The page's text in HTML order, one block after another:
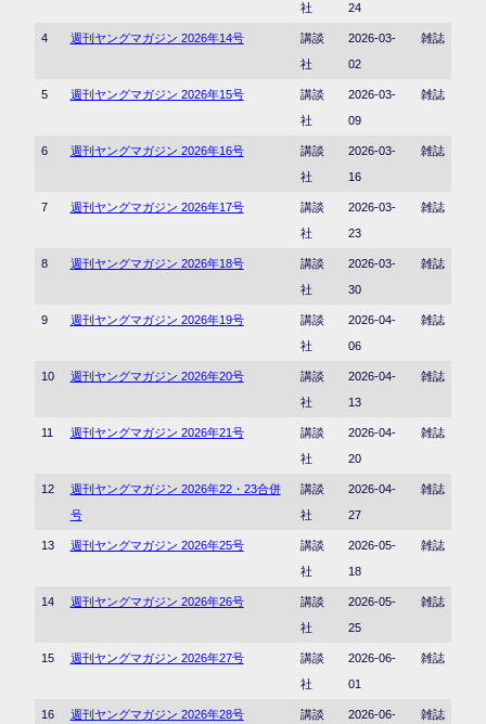
社
24
4 週刊ヤングマガジン 2026年14号
講談
社
2026-03-
02
雑誌
5 週刊ヤングマガジン 2026年15号
講談
社
2026-03-
09
雑誌
6 週刊ヤングマガジン 2026年16号
講談
社
2026-03-
16
雑誌
7 週刊ヤングマガジン 2026年17号
講談
社
2026-03-
23
雑誌
8 週刊ヤングマガジン 2026年18号
講談
社
2026-03-
30
雑誌
9 週刊ヤングマガジン 2026年19号
講談
社
2026-04-
06
雑誌
10 週刊ヤングマガジン 2026年20号
講談
社
2026-04-
13
雑誌
11 週刊ヤングマガジン 2026年21号
講談
社
2026-04-
20
雑誌
12
週刊ヤングマガジン 2026年22・23合併
号
講談
社
2026-04-
27
雑誌
13 週刊ヤングマガジン 2026年25号
講談
社
2026-05-
18
雑誌
14 週刊ヤングマガジン 2026年26号
講談
社
2026-05-
25
雑誌
15 週刊ヤングマガジン 2026年27号
講談
社
2026-06-
01
雑誌
16 週刊ヤングマガジン 2026年28号 講談 2026-06- 雑誌